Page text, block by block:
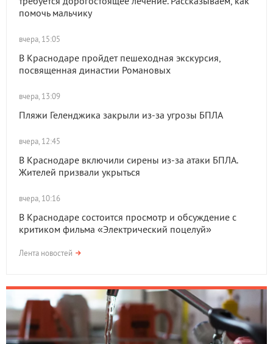
помочь мальчику
вчера, 15:05
В Краснодаре пройдет пешеходная экскурсия,
посвященная династии Романовых
вчера, 13:09
Пляжи Геленджика закрыли из-за угрозы БПЛА
вчера, 12:45
В Краснодаре включили сирены из-за атаки БПЛА.
Жителей призвали укрыться
вчера, 10:16
В Краснодаре состоится просмотр и обсуждение с
критиком фильма «Электрический поцелуй»
Лента новостей